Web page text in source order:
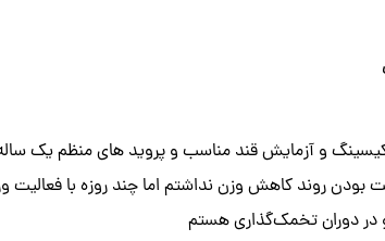
روند کاهش وزن نداشتم اما چند روزه با
در دوران تخمک‌گذاری هستم